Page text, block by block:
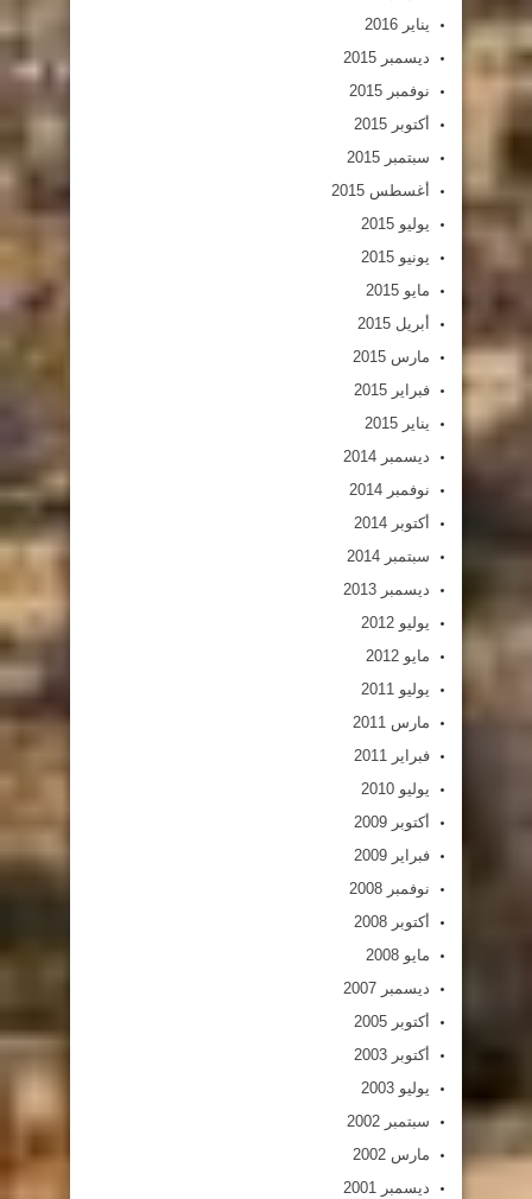
يناير 2016
ديسمبر 2015
نوفمبر 2015
أكتوبر 2015
سبتمبر 2015
أغسطس 2015
يوليو 2015
يونيو 2015
مايو 2015
أبريل 2015
مارس 2015
فبراير 2015
يناير 2015
ديسمبر 2014
نوفمبر 2014
أكتوبر 2014
سبتمبر 2014
ديسمبر 2013
يوليو 2012
مايو 2012
يوليو 2011
مارس 2011
فبراير 2011
يوليو 2010
أكتوبر 2009
فبراير 2009
نوفمبر 2008
أكتوبر 2008
مايو 2008
ديسمبر 2007
أكتوبر 2005
أكتوبر 2003
يوليو 2003
سبتمبر 2002
مارس 2002
ديسمبر 2001